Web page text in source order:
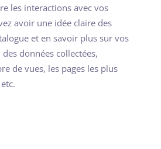
les interactions avec vos
avoir une idée claire des
et en savoir plus sur vos
données collectées,
de vues, les pages les plus